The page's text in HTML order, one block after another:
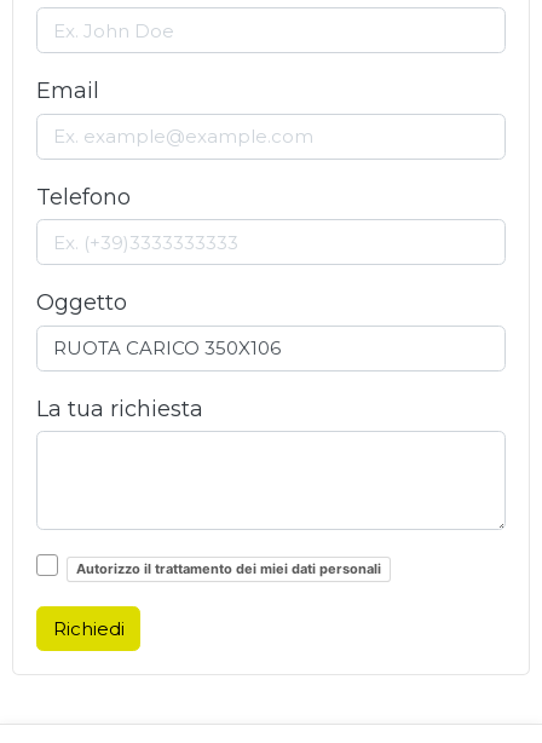
Email
Telefono
Oggetto
La tua richiesta
Autorizzo il trattamento dei miei dati personali
Richiedi